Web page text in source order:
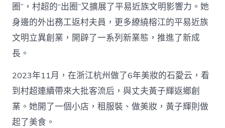
圈”，村超的“出圈”又擴展了平易近族文明影響力。她
身邊的外出務工返村夫員，更多繚繞榕江的平易近族
文明立異創業，開辟了一系列新業態，推進了新成
長。
2023年11月，在浙江杭州做了6年美妝的石愛云，看
到村超連續帶來大批客流后，與丈夫黃子輝返鄉創
業。她開了一個小店，租服裝、做美妝，黃子輝則做
起了美食。